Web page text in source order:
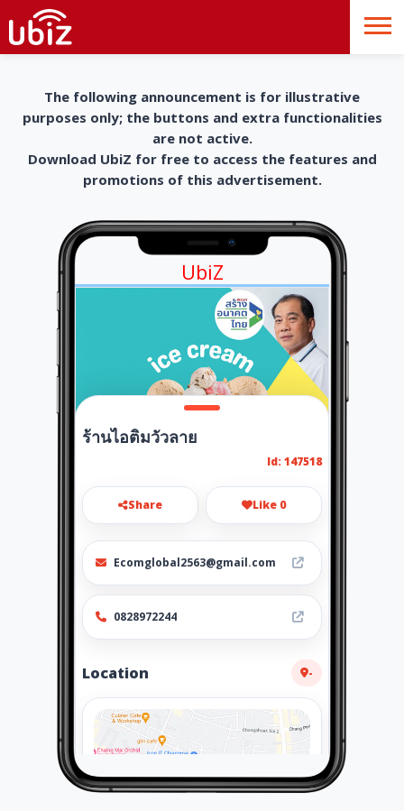
The following announcement is for illustrative
purposes only; the buttons and extra functionalities
are not active.
Download UbiZ for free to access the features and
promotions of this advertisement.
UbiZ
ร้านไอติมวัวลาย
Id: 147518
Share Like 0
Ecomglobal2563@gmail.com
0828972244
Location -